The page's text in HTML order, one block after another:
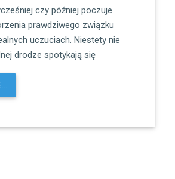
czy później poczuje
prawdziwego związku
uczuciach. Niestety nie
drodze spotykają się